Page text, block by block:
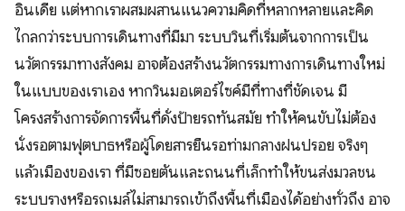
อินเดีย แต่หากเราผสมผสานแนวความคิดที่หลากหลายและคิด
ไกลกว่าระบบการเดินทางที่มีมา ระบบวินที่เริ่มต้นจากการเป็น
นวัตกรรมาทางสังคม อาจต้องสร้างนวัตกรรมทางการเดินทางใหม่
ในแบบของเราเอง หากวินมอเตอร์ไซค์มีที่ทางที่ชัดเจน มี
โครงสร้างการจัดการพื้นที่ดั่งป้ายรถทันสมัย ทำให้คนขับไม่ต้อง
นั่งรอตามฟุตบาธหรือผู้โดยสารยืนรอท่ามกลางฝนปรอย จริงๆ
แล้วเมืองของเรา ที่มีซอยตันและถนนที่เล็กทำให้ขนส่งมวลชน
ระบบรางหรือรถเมล์ไม่สามารถเข้าถึงพื้นที่เมืองได้อย่างทั่วถึง อาจ